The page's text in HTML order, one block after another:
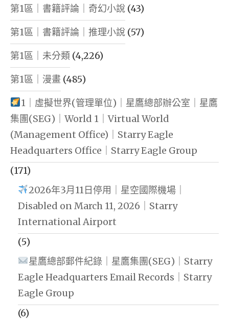
第1區｜書籍評論｜奇幻小說 (43)
第1區｜書籍評論｜推理小說 (57)
第1區｜未分類 (4,226)
第1區｜漫畫 (485)
1｜虛擬世界(管理單位)｜星鷹總部辦公室｜星鷹
集團(SEG)｜World 1｜Virtual World
(Management Office)｜Starry Eagle
Headquarters Office｜Starry Eagle Group
(171)
2026年3月11日停用｜星空國際機場｜
Disabled on March 11, 2026｜Starry
International Airport
(5)
星鷹總部郵件紀錄｜星鷹集團(SEG)｜Starry
Eagle Headquarters Email Records｜Starry
Eagle Group
(6)